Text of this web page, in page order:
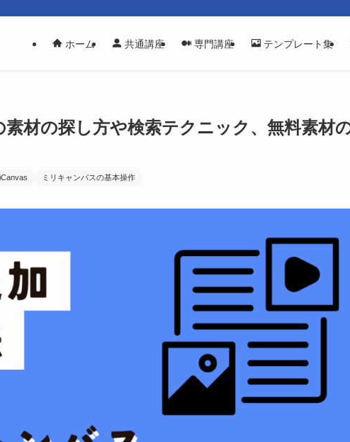
ホーム 共通講座 専門講座 テンプレート集
材の探し方や検索テクニック、無料素材
ミリキャンバスの基本操作